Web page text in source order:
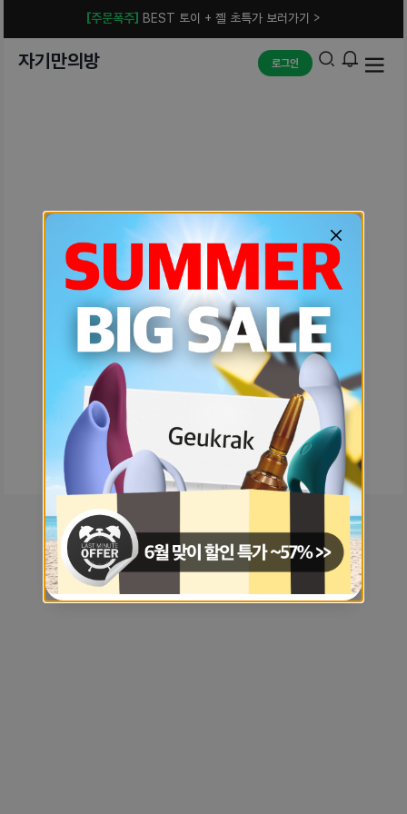
[주문폭주] BEST 토이 + 젤 초특가 보러가기 >
자기만의방 로그인
예상치 못한 에러입니다.